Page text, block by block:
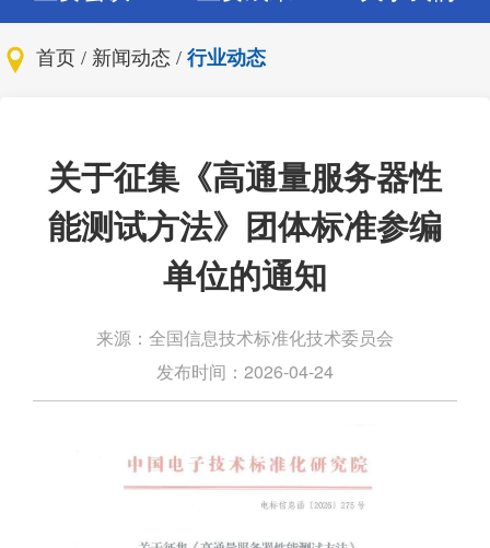
首页 / 新闻动态 / 行业动态
关于征集《高通量服务器性
能测试方法》团体标准参编
单位的通知
来源： 全国信息技术标准化技术委员会
发布时间： 2026-04-24